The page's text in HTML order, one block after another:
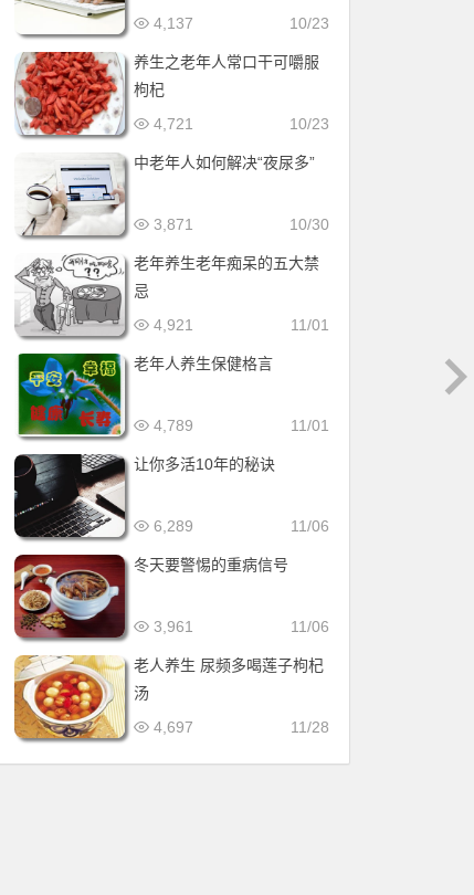
10/23
4,137
养生之老年人常口干可嚼服
枸杞
10/23
4,721
中老年人如何解决“夜尿多”
10/30
3,871
老年养生老年痴呆的五大禁
忌
11/01
4,921
老年人养生保健格言
11/01
4,789
让你多活10年的秘诀
11/06
6,289
冬天要警惕的重病信号
11/06
3,961
老人养生 尿频多喝莲子枸杞
汤
11/28
4,697